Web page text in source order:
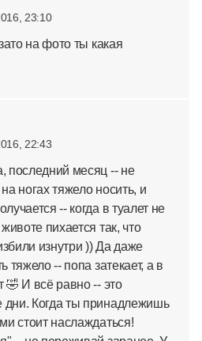
23:10
на фото ты какая
22:43
последний месяц -- не
ногах тяжело носить, и
-- когда в туалет не
пихается так, что
изнутри )) Да даже
тяжело -- попа затекает, а в
🤣 И всё равно -- это
дни. Когда ты принадлежишь
стоит наслаждаться!